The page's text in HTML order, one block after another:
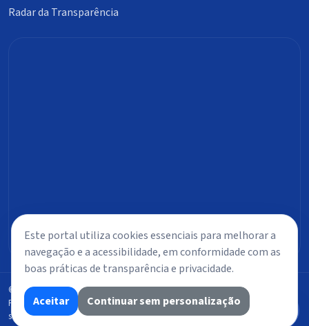
Radar da Transparência
© 2026 Câmara de Vereadores de Timbiras. Todos os direitos reservados.
Portal público com foco em transparência ativa, acessibilidade e controle
social.
Este portal utiliza cookies essenciais para melhorar a
navegação e a acessibilidade, em conformidade com as
boas práticas de transparência e privacidade.
Aceitar Continuar sem personalização